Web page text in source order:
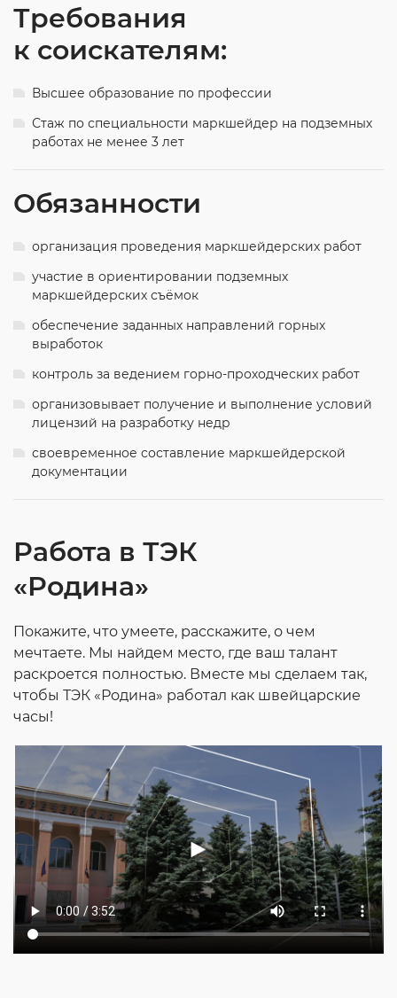
Требования
к соискателям:
Высшее образование по профессии
Стаж по специальности маркшейдер на подземных
работах не менее 3 лет
Обязанности
организация проведения маркшейдерских работ
участие в ориентировании подземных
маркшейдерских съёмок
обеспечение заданных направлений горных
выработок
контроль за ведением горно-проходческих работ
организовывает получение и выполнение условий
лицензий на разработку недр
своевременное составление маркшейдерской
документации
Работа в ТЭК
«Родина»
Покажите, что умеете, расскажите, о чем
мечтаете. Мы найдем место, где ваш талант
раскроется полностью. Вместе мы сделаем так,
чтобы ТЭК «Родина» работал как швейцарские
часы!